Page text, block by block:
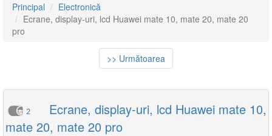
Principal
Electronică
Ecrane, display-uri, lcd Huawei mate 10, mate 20, mate 20
pro
>> Următoarea
2
Ecrane, display-uri, lcd Huawei mate 10,
mate 20, mate 20 pro